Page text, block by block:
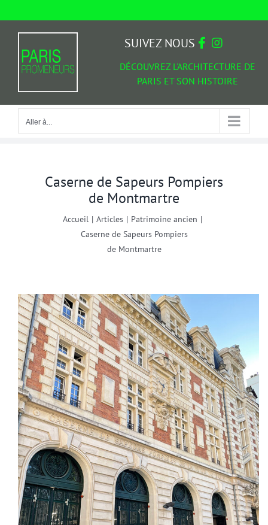
Aller à...
DÉCOUVREZ L'ARCHITECTURE DE
PARIS ET SON HISTOIRE
SUIVEZ NOUS
Aller à...
Caserne de Sapeurs Pompiers
de Montmartre
Accueil | Articles | Patrimoine ancien |
Caserne de Sapeurs Pompiers
de Montmartre